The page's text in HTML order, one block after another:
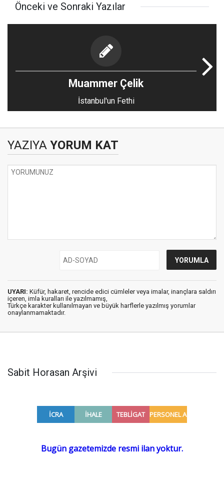
Önceki ve Sonraki Yazılar
Muammer Çelik
İstanbul'un Fethi
YAZIYA YORUM KAT
UYARI: Küfür, hakaret, rencide edici cümleler veya imalar, inançlara saldırı
içeren, imla kuralları ile yazılmamış,
Türkçe karakter kullanılmayan ve büyük harflerle yazılmış yorumlar
onaylanmamaktadır.
Sabit Horasan Arşivi